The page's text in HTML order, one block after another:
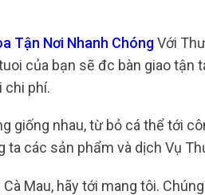
Tận Nơi Nhanh ChóngVới
của bạn sẽ đc bàn giao tận
chi phí.
giống nhau, từ bỏ cá thể tới
các sản phẩm và dịch Vụ
Mau, hãy tới mang tôi.